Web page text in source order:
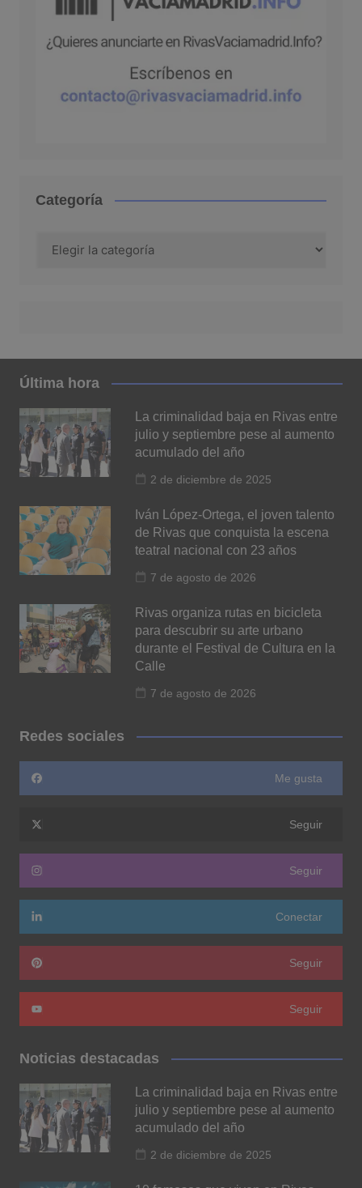
Categoría
Última hora
La criminalidad baja en Rivas entre
julio y septiembre pese al aumento
acumulado del año
2 de diciembre de 2025
Iván López-Ortega, el joven talento
de Rivas que conquista la escena
teatral nacional con 23 años
7 de agosto de 2026
Rivas organiza rutas en bicicleta
para descubrir su arte urbano
durante el Festival de Cultura en la
Calle
7 de agosto de 2026
Redes sociales
Me gusta
Seguir
Seguir
Conectar
Seguir
Seguir
Noticias destacadas
La criminalidad baja en Rivas entre
julio y septiembre pese al aumento
acumulado del año
2 de diciembre de 2025